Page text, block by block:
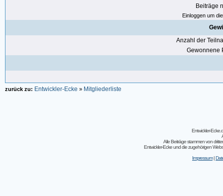
Beiträge
Einloggen um
Anzahl der
Gewonnene
zurück zu: Entwickler-Ecke » Mitgliederliste
Entwickler-
Alle Beiträge stammen von
Entwickler-Ecke und die zugehörigen
Impressum|